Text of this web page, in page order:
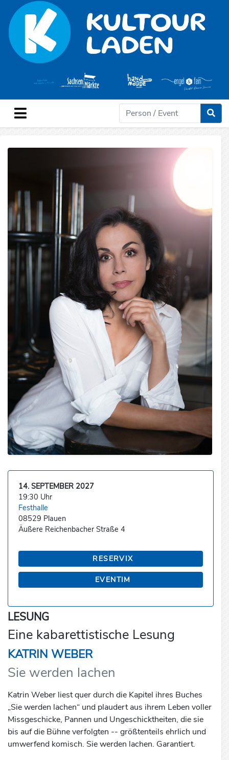
14. SEPTEMBER 2027
19:30 Uhr
Festhalle
08529 Plauen
Äußere Reichenbacher Straße 4
RESERVIX
EVENTIM
LESUNG
Eine kabarettistische Lesung
KATRIN WEBER
Sie werden lachen
Katrin Weber liest quer durch die Kapitel ihres Buches
„Sie werden lachen“ und plaudert aus ihrem Leben voller
Missgeschicke, Pannen und Ungeschicktheiten, die sie
bis auf die Bühne verfolgten -- größtenteils ehrlich und
umwerfend komisch. Sie werden lachen. Garantiert.